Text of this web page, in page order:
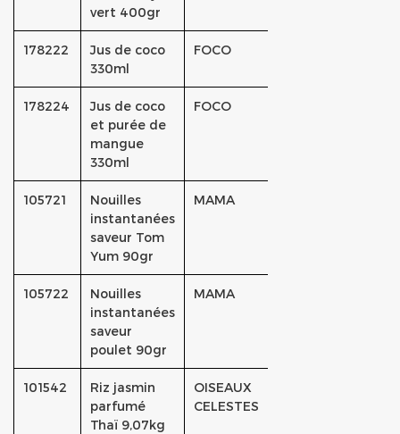
vert 400gr
178222
Jus de coco
330ml
FOCO
178224
Jus de coco
et purée de
mangue
330ml
FOCO
105721
Nouilles
instantanées
saveur Tom
Yum 90gr
MAMA
105722
Nouilles
instantanées
saveur
poulet 90gr
MAMA
101542
Riz jasmin
parfumé
Thaï 9,07kg
OISEAUX
CELESTES